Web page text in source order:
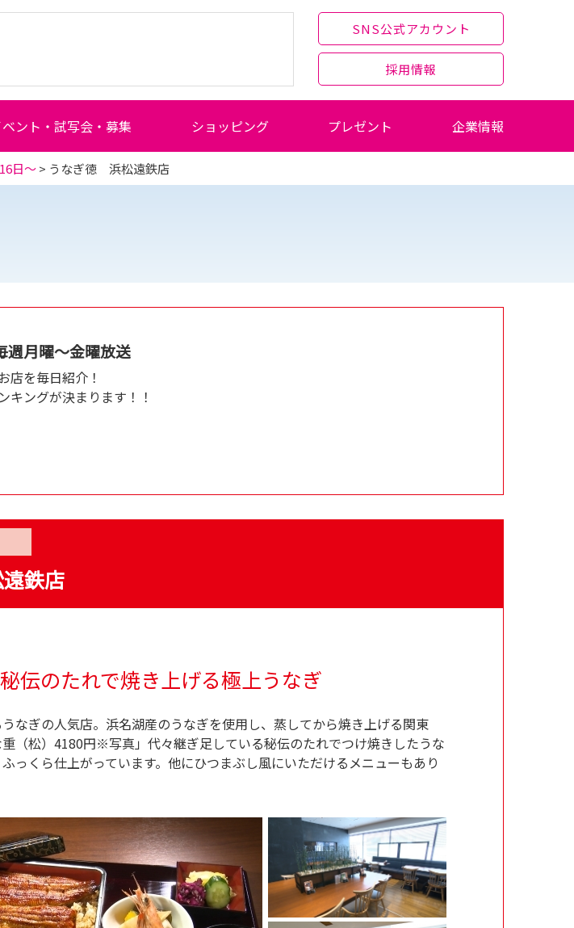
SNS公式アカウント
採用情報
ント・試写会・募集 ショッピング プレゼント 企業情報
日～> うなぎ徳 浜松遠鉄店
週月曜～金曜放送
店を毎日紹介！
キングが決まります！！
鉄店
伝のたれで焼き上げる極上うなぎ
なぎの人気店。浜名湖産のうなぎを使用し、蒸してから焼き上げる関東
（松）4180円※写真」代々継ぎ足している秘伝のたれでつけ焼きしたうな
っくら仕上がっています。他にひつまぶし風にいただけるメニューもあり